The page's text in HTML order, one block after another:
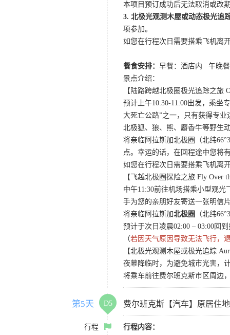
本项目预订成功后无法取消或改
3. 北极光观测木屋或动态极光追
项参加。
如您在行程次日需要搭乘飞机离
餐食安排： 早餐：酒店内 午晚
景点介绍：
【陆路跨越北极圈极光追踪之旅
预计上午10:30-11:00出发，乘坐
大死亡公路”之一，只有获得专
北极狐、狼、熊、麝香牛等野生
将亲临阿拉斯加北极圈（北纬
点。幸运的话，在回程途中您将
如您在行程次日需要搭乘飞机离
【飞越北极圈探险之旅 Fly Over
中午11:30前往机场搭乘小型观光
手为您的亲朋好友寄送一张明信
将亲临阿拉斯加北极圈
（北纬
预计于次日凌晨02:00 – 03:00回
（若因天气原因导致无法飞行，
【北极光观测木屋或极光追踪
夜幕降临时，为避免城市光害，
将乘车前往费尔班克斯市区周边
第5天 D5 费尔班克斯【汽车】原居住地
行程
行程内容：